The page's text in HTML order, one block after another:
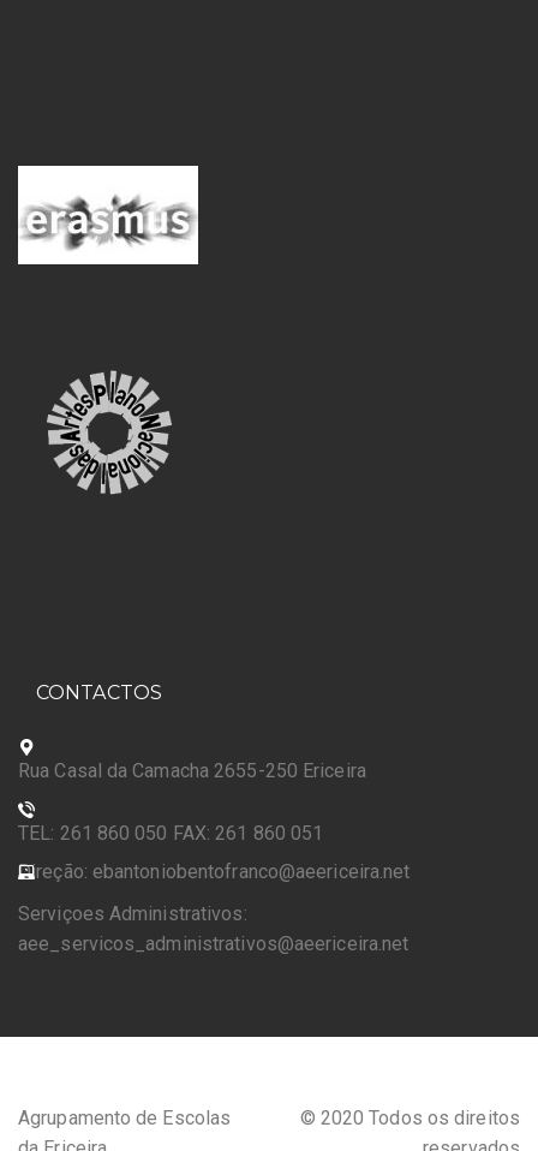
CONTACTOS
Rua Casal da Camacha 2655-250 Ericeira
TEL: 261 860 050 FAX: 261 860 051
Direção: ebantoniobentofranco@aeericeira.net
Serviçoes Administrativos:
aee_servicos_administrativos@aeericeira.net
Agrupamento de Escolas
© 2020 Todos os direitos